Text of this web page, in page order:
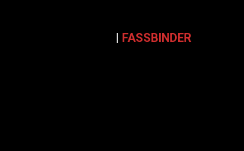
| FASSBINDER